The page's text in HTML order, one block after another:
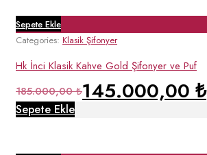
Sepete Ekle
Categories: Klasik Şifonyer
Hk İnci Klasik Kahve Gold Şifonyer ve Puf
185.000,00₺145.000,00₺
Sepete Ekle